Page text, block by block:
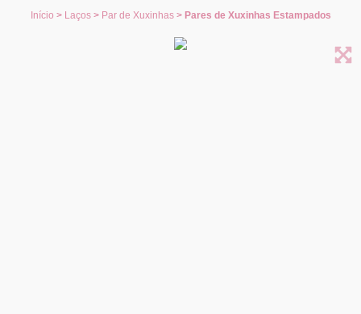
Início > Laços > Par de Xuxinhas > Pares de Xuxinhas Estampados